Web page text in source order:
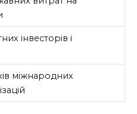
інвесторів і
міжнародних